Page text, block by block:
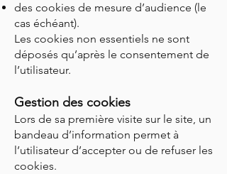
des cookies de mesure d’audience (le
cas échéant).
Les cookies non essentiels ne sont
déposés qu’après le consentement de
l’utilisateur.
Gestion des cookies
Lors de sa première visite sur le site, un
bandeau d’information permet à
l’utilisateur d’accepter ou de refuser les
cookies.